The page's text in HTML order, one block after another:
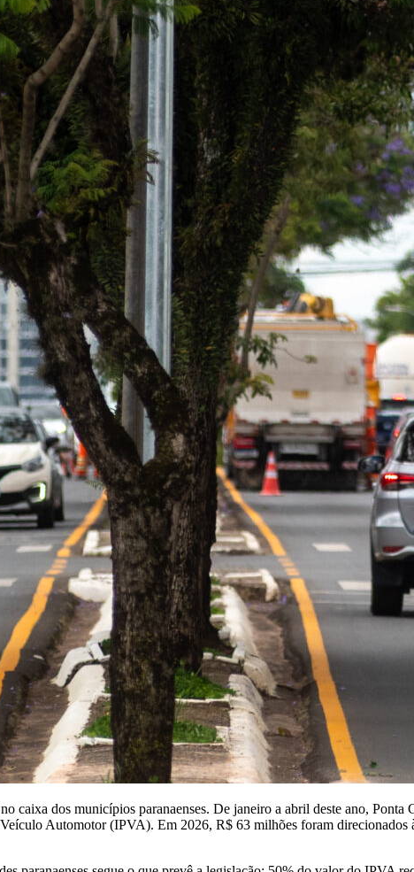
caixa dos municípios paranaenses. De janeiro a abril deste ano,
Automotor (IPVA). Em 2026, R$ 63 milhões foram